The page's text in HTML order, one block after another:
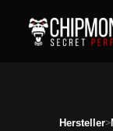
Hersteller>